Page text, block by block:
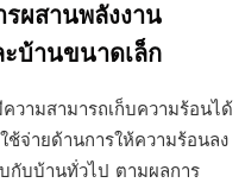
ผสานพลังงาน
บ้านขนาดเล็ก
วามสามารถเก็บความร้อนได้
จ่ายด้านการให้ความร้อนลง
กับบ้านทั่วไป ตามผลการ